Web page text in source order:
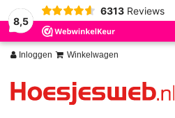
8,5
6313 Reviews
Inloggen Winkelwagen
Wij slaan cookies op om onze website te
Nee